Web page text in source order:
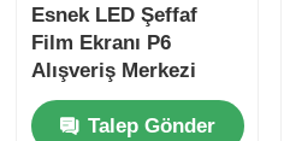
Esnek LED Şeffaf
Film Ekranı P6
Alışveriş Merkezi
Pencere Perakende
Reklamı için Ultra
Talep Gönder